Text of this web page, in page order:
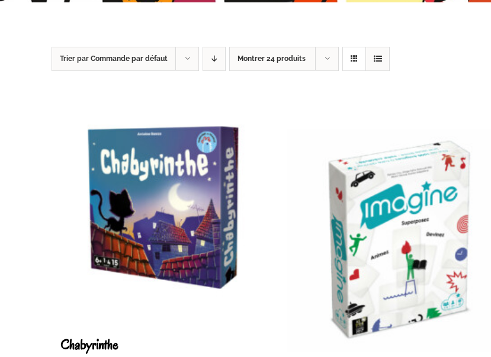
Trier par Commande par défaut Montrer 24 produits
Chabyrinthe